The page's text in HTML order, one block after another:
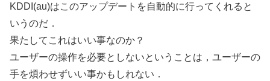
KDDI(au)はこのアップデートを自動的に行ってくれると
いうのだ．
果たしてこれはいい事なのか？
ユーザーの操作を必要としないということは，ユーザーの
手を煩わせずいい事かもしれない．